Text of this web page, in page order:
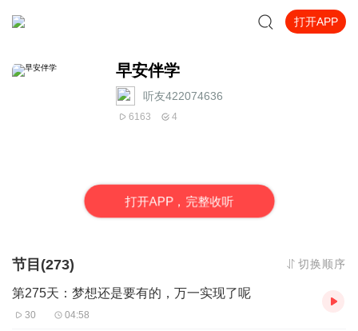
打开APP
早安伴学
听友422074636
6163 4
打开APP，完整收听
节目(273) 切换顺序
第275天：梦想还是要有的，万一实现了呢
30 04:58